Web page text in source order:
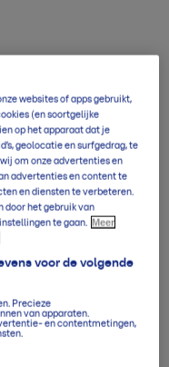
websites of apps gebruikt,
(en soortgelijke
op het apparaat dat je
geolocatie en surfgedrag, te
om onze advertenties en
advertenties en content te
en diensten te verbeteren.
door het gebruik van
te gaan. Meer
voor de volgende
Precieze
van apparaten.
en contentmetingen,